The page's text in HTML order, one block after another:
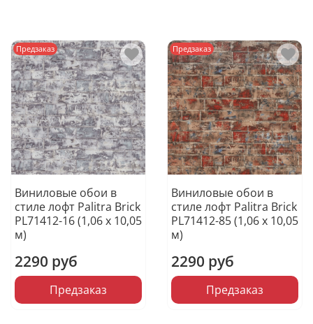
Предзаказ
Виниловые обои в
стиле лофт Palitra Brick
PL71412-16 (1,06 х 10,05
м)
2290 руб
Предзаказ
Предзаказ
Виниловые обои в
стиле лофт Palitra Brick
PL71412-85 (1,06 х 10,05
м)
2290 руб
Предзаказ